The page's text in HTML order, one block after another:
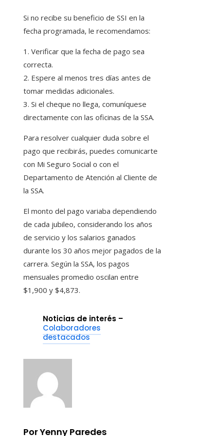
Si no recibe su beneficio de SSI en la
fecha programada, le recomendamos:
1. Verificar que la fecha de pago sea
correcta.
2. Espere al menos tres días antes de
tomar medidas adicionales.
3. Si el cheque no llega, comuníquese
directamente con las oficinas de la SSA.
Para resolver cualquier duda sobre el
pago que recibirás, puedes comunicarte
con Mi Seguro Social o con el
Departamento de Atención al Cliente de
la SSA.
El monto del pago variaba dependiendo
de cada jubileo, considerando los años
de servicio y los salarios ganados
durante los 30 años mejor pagados de la
carrera. Según la SSA, los pagos
mensuales promedio oscilan entre
$1,900 y $4,873.
Noticias de interés –
Colaboradores
destacados
Por Yenny Paredes